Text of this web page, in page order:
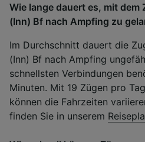
Wie lange dauert es, mit dem
(Inn) Bf nach Ampfing zu
Im Durchschnitt dauert die
(Inn) Bf nach Ampfing
schnellsten Verbindungen
Minuten. Mit 19 Zügen pro
können die Fahrzeiten
finden Sie in unserem